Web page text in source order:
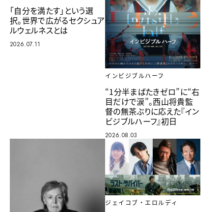
「自分を満たす」という選
択。世界で広がるセクシュア
ルウェルネスとは
2026.07.11
インビジブルハーフ
“1分半まばたきゼロ”に“右
目だけで涙”。西山将貴監
督の無茶ぶりに応えた『イン
ビジブルハーフ』初日
2026.08.03
ジェイコブ・エロルディ